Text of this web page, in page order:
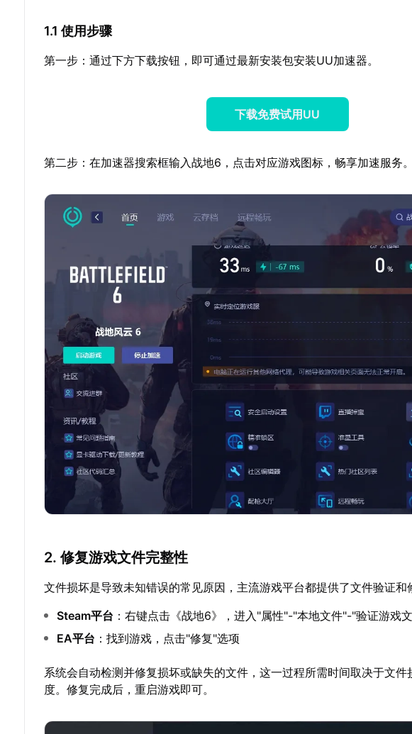
1.1 使用步骤
第一步：通过下方下载按钮，即可通过最新安装包安装UU加速器。
下载免费试用UU
第二步：在加速器搜索框输入战地6，点击对应游戏图标，畅享加速服务。
2. 修复游戏文件完整性
文件损坏是导致未知错误的常见原因，主流游戏平台都提供了文件验证和
Steam平台 ：右键点击《战地6》，进入"属性"-"本地文件"-"验证游戏
EA平台 ：找到游戏，点击"修复"选项
系统会自动检测并修复损坏或缺失的文件，这一过程所需时间取决于文件
度。修复完成后，重启游戏即可。